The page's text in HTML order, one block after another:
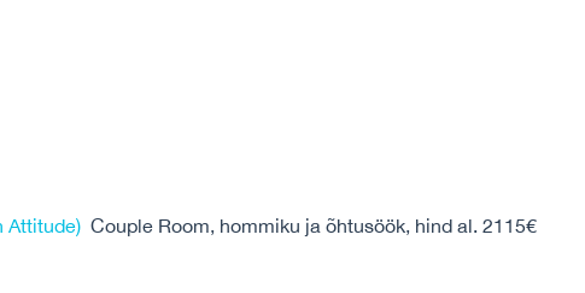
Attitude) Couple Room, hommiku ja õhtusöök, hind al. 2115€